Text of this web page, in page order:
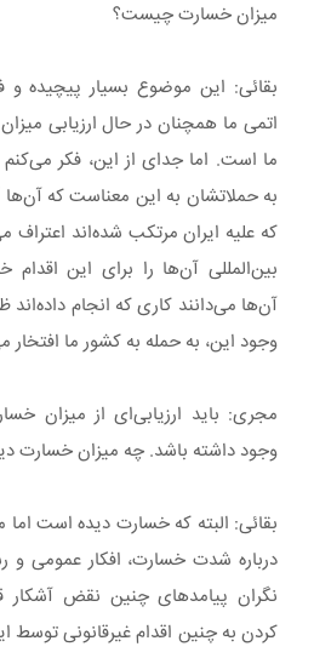
میزان خسارت چیست؟
بقائی: این موضوع بسیار پیچیده
اتمی ما همچنان در حال ارزیابی
ما است. اما جدای از این، فکر
به حملاتشان به این معناست که آن‌ها
که علیه ایران مرتکب شده‌اند اعتراف
بین‌المللی آن‌ها را برای این اقدام
آن‌ها می‌دانند کاری که انجام داده‌اند
وجود این، به حمله به کشور ما
مجری: باید ارزیابی‌ای از میزان
وجود داشته باشد. چه میزان خسارت
بقائی: البته که خسارت دیده است
درباره شدت خسارت، افکار عمومی و
نگران پیامدهای چنین نقض آشکار
کردن به چنین اقدام غیرقانونی توسط